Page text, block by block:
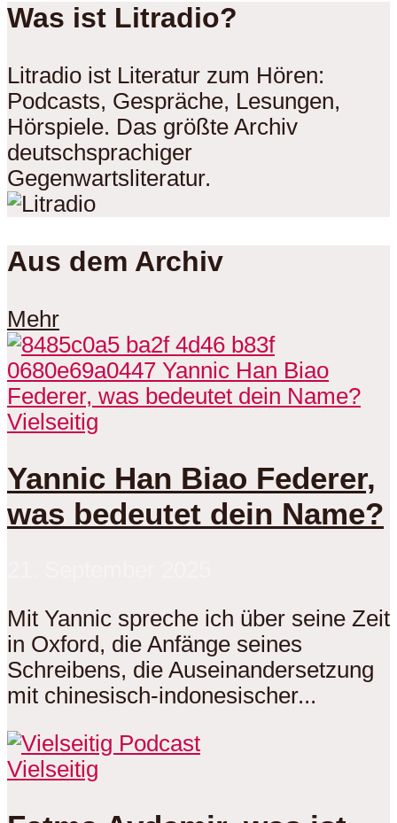
Was ist Litradio?
Litradio ist Literatur zum Hören:
Podcasts, Gespräche, Lesungen,
Hörspiele. Das größte Archiv
deutschsprachiger
Gegenwartsliteratur.
Aus dem Archiv
Mehr
Vielseitig
Yannic Han Biao Federer,
was bedeutet dein Name?
Mit Yannic spreche ich über seine Zeit
in Oxford, die Anfänge seines
Schreibens, die Auseinandersetzung
mit chinesisch-indonesischer...
Vielseitig